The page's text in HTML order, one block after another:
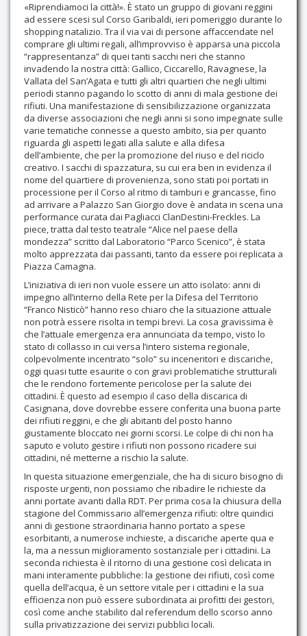
«Riprendiamoci la città!». È stato un gruppo di giovani reggini
ad essere scesi sul Corso Garibaldi, ieri pomeriggio durante lo
shopping natalizio. Tra il via vai di persone affaccendate nel
comprare gli ultimi regali, all’improvviso è apparsa una piccola
“rappresentanza” di quei tanti sacchi neri che stanno
invadendo la nostra città: Gallico, Ciccarello, Ravagnese, la
Vallata del San’Agata e tutti gli altri quartieri che negli ultimi
periodi stanno pagando lo scotto di anni di mala gestione dei
rifiuti. Una manifestazione di sensibilizzazione organizzata
da diverse associazioni che negli anni si sono impegnate sulle
varie tematiche connesse a questo ambito, sia per quanto
riguarda gli aspetti legati alla salute e alla difesa
dell’ambiente, che per la promozione del riuso e del riciclo
creativo. I sacchi di spazzatura, su cui era ben in evidenza il
nome del quartiere di provenienza, sono stati poi portati in
processione per il Corso al ritmo di tamburi e grancasse, fino
ad arrivare a Palazzo San Giorgio dove è andata in scena una
performance curata dai Pagliacci ClanDestini-Freckles. La
piece, tratta dal testo teatrale “Alice nel paese della
mondezza” scritto dal Laboratorio “Parco Scenico”, è stata
molto apprezzata dai passanti, tanto da essere poi replicata a
Piazza Camagna.
L’iniziativa di ieri non vuole essere un atto isolato: anni di
impegno all’interno della Rete per la Difesa del Territorio
“Franco Nisticò” hanno reso chiaro che la situazione attuale
non potrà essere risolta in tempi brevi. La cosa gravissima è
che l’attuale emergenza era annunciata da tempo, visto lo
stato di collasso in cui versa l’intero sistema regionale,
colpevolmente incentrato “solo” su inceneritori e discariche,
oggi quasi tutte esaurite o con gravi problematiche strutturali
che le rendono fortemente pericolose per la salute dei
cittadini. È questo ad esempio il caso della discarica di
Casignana, dove dovrebbe essere conferita una buona parte
dei rifiuti reggini, e che gli abitanti del posto hanno
giustamente bloccato nei giorni scorsi. Le colpe di chi non ha
saputo e voluto gestire i rifiuti non possono ricadere sui
cittadini, né metterne a rischio la salute.
In questa situazione emergenziale, che ha di sicuro bisogno di
risposte urgenti, non possiamo che ribadire le richieste da
anni portate avanti dalla RDT. Per prima cosa la chiusura della
stagione del Commissario all’emergenza rifiuti: oltre quindici
anni di gestione straordinaria hanno portato a spese
esorbitanti, a numerose inchieste, a discariche aperte qua e
la, ma a nessun miglioramento sostanziale per i cittadini. La
seconda richiesta è il ritorno di una gestione così delicata in
mani interamente pubbliche: la gestione dei rifiuti, così come
quella dell’acqua, è un settore vitale per i cittadini e la sua
efficienza non può essere subordinata ai profitti dei gestori,
così come anche stabilito dal referendum dello scorso anno
sulla privatizzazione dei servizi pubblici locali.